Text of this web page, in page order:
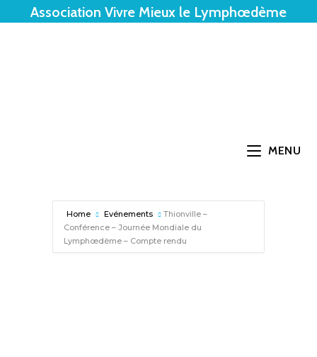
Association Vivre Mieux le Lymphœdème
MENU
Home Evénements
Thionville –
Conférence – Journée Mondiale du
Lymphœdème – Compte rendu